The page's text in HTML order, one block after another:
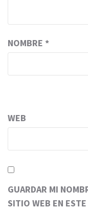
NOMBRE *
WEB
GUARDAR MI
SITIO WEB EN